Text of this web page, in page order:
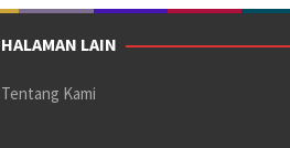
HALAMAN LAIN
Tentang Kami